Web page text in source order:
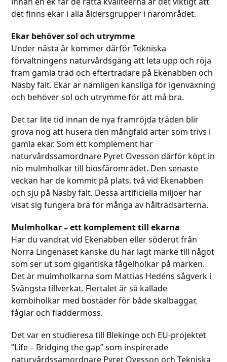
det finns ekar i alla åldersgrupper i närområdet.
Ekar behöver sol och utrymme
Under nästa år kommer därför Tekniska
förvaltningens naturvårdsgäng att leta upp och röja
fram gamla träd och efterträdare på Ekenabben och
Näsby fält. Ekar är nämligen känsliga för igenväxning
och behöver sol och utrymme för att må bra.
Det tar lite tid innan de nya framröjda träden blir
grova nog att husera den mångfald arter som trivs i
gamla ekar. Som ett komplement har
naturvårdssamordnare Pyret Ovesson därför köpt in
nio mulmholkar till biosfärområdet. Den senaste
veckan har de kommit på plats, två vid Ekenabben
och sju på Näsby fält. Dessa artificiella miljöer har
visat sig fungera bra för många av hålträdsarterna.
Mulmholkar – ett komplement till ekarna
Har du vandrat vid Ekenabben eller söderut från
Norra Lingenäset kanske du har lagt märke till något
som ser ut som gigantiska fågelholkar på marken.
Det är mulmholkarna som Mattias Hedéns sågverk i
Svängsta tillverkat. Flertalet är så kallade
kombiholkar med bostäder för både skalbaggar,
fåglar och fladdermöss.
Det var en studieresa till Blekinge och EU-projektet
”Life – Bridging the gap” som inspirerade
naturvårdssamordnare Pyret Ovesson och Tekniska